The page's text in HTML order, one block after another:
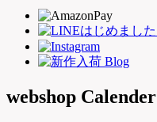
webshop Calender